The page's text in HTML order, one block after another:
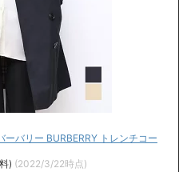
ーバリー BURBERRY トレンチコー
) (2022/3/22時点)